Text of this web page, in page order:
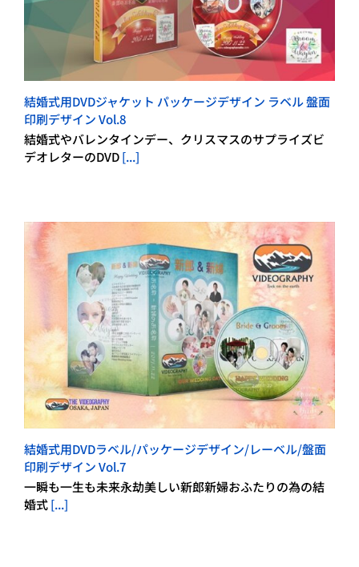
結婚式用DVDジャケット パッケージデザイン ラベル 盤面
印刷デザイン Vol.8
結婚式やバレンタインデー、クリスマスのサプライズビ
デオレターのDVD[...]
結婚式用DVDラベル/パッケージデザイン/レーベル/盤面
印刷デザイン Vol.7
一瞬も一生も未来永劫美しい新郎新婦おふたりの為の結
婚式[...]